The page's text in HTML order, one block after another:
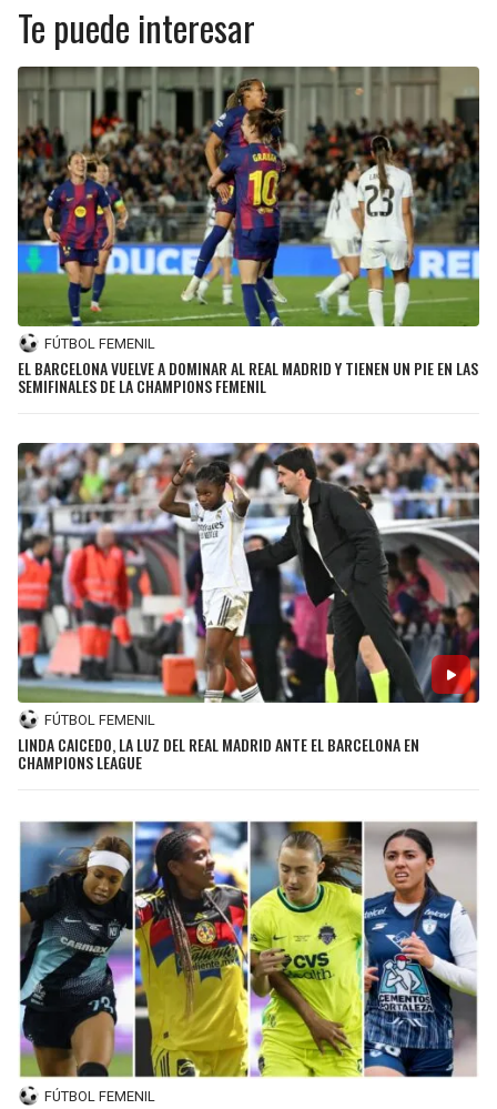
Te puede interesar
FÚTBOL FEMENIL
EL BARCELONA VUELVE A DOMINAR AL REAL MADRID Y TIENEN UN PIE EN LAS
SEMIFINALES DE LA CHAMPIONS FEMENIL
FÚTBOL FEMENIL
LINDA CAICEDO, LA LUZ DEL REAL MADRID ANTE EL BARCELONA EN
CHAMPIONS LEAGUE
FÚTBOL FEMENIL